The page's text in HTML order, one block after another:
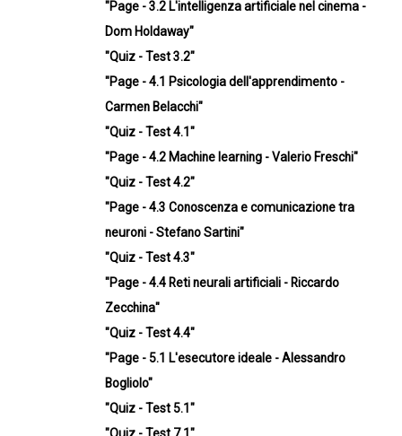
"Page - 3.2 L'intelligenza artificiale nel cinema -
Dom Holdaway"
"Quiz - Test 3.2"
"Page - 4.1 Psicologia dell'apprendimento -
Carmen Belacchi"
"Quiz - Test 4.1"
"Page - 4.2 Machine learning - Valerio Freschi"
"Quiz - Test 4.2"
"Page - 4.3 Conoscenza e comunicazione tra
neuroni - Stefano Sartini"
"Quiz - Test 4.3"
"Page - 4.4 Reti neurali artificiali - Riccardo
Zecchina"
"Quiz - Test 4.4"
"Page - 5.1 L'esecutore ideale - Alessandro
Bogliolo"
"Quiz - Test 5.1"
"Quiz - Test 7.1"